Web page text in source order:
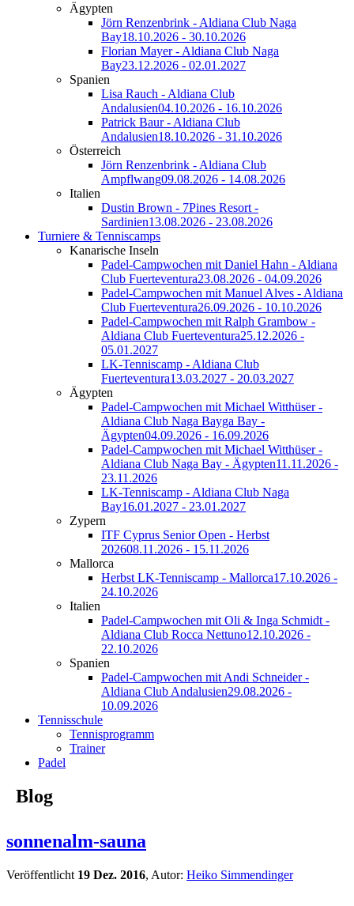
Ägypten
Jörn Renzenbrink - Aldiana Club Naga
Bay18.10.2026 - 30.10.2026
Florian Mayer - Aldiana Club Naga
Bay23.12.2026 - 02.01.2027
Spanien
Lisa Rauch - Aldiana Club
Andalusien04.10.2026 - 16.10.2026
Patrick Baur - Aldiana Club
Andalusien18.10.2026 - 31.10.2026
Österreich
Jörn Renzenbrink - Aldiana Club
Ampflwang09.08.2026 - 14.08.2026
Italien
Dustin Brown - 7Pines Resort -
Sardinien13.08.2026 - 23.08.2026
Turniere & Tenniscamps
Kanarische Inseln
Padel-Campwochen mit Daniel Hahn - Aldiana
Club Fuerteventura23.08.2026 - 04.09.2026
Padel-Campwochen mit Manuel Alves - Aldiana
Club Fuerteventura26.09.2026 - 10.10.2026
Padel-Campwochen mit Ralph Grambow -
Aldiana Club Fuerteventura25.12.2026 -
05.01.2027
LK-Tenniscamp - Aldiana Club
Fuerteventura13.03.2027 - 20.03.2027
Ägypten
Padel-Campwochen mit Michael Witthüser -
Aldiana Club Naga Bayga Bay -
Ägypten04.09.2026 - 16.09.2026
Padel-Campwochen mit Michael Witthüser -
Aldiana Club Naga Bay - Ägypten11.11.2026 -
23.11.2026
LK-Tenniscamp - Aldiana Club Naga
Bay16.01.2027 - 23.01.2027
Zypern
ITF Cyprus Senior Open - Herbst
202608.11.2026 - 15.11.2026
Mallorca
Herbst LK-Tenniscamp - Mallorca17.10.2026 -
24.10.2026
Italien
Padel-Campwochen mit Oli & Inga Schmidt -
Aldiana Club Rocca Nettuno12.10.2026 -
22.10.2026
Spanien
Padel-Campwochen mit Andi Schneider -
Aldiana Club Andalusien29.08.2026 -
10.09.2026
Tennisschule
Tennisprogramm
Trainer
Padel
Blog
sonnenalm-sauna
Veröffentlicht 19 Dez. 2016, Autor: Heiko Simmendinger